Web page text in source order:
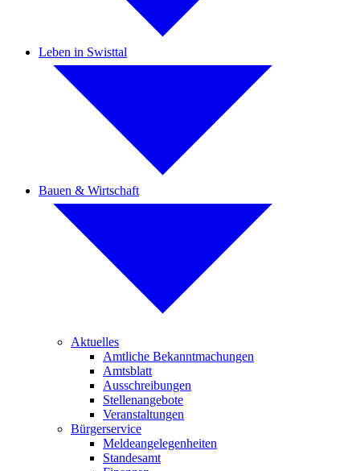
Leben in Swisttal
Bauen & Wirtschaft
Aktuelles
Amtliche Bekanntmachungen
Amtsblatt
Ausschreibungen
Stellenangebote
Veranstaltungen
Bürgerservice
Meldeangelegenheiten
Standesamt